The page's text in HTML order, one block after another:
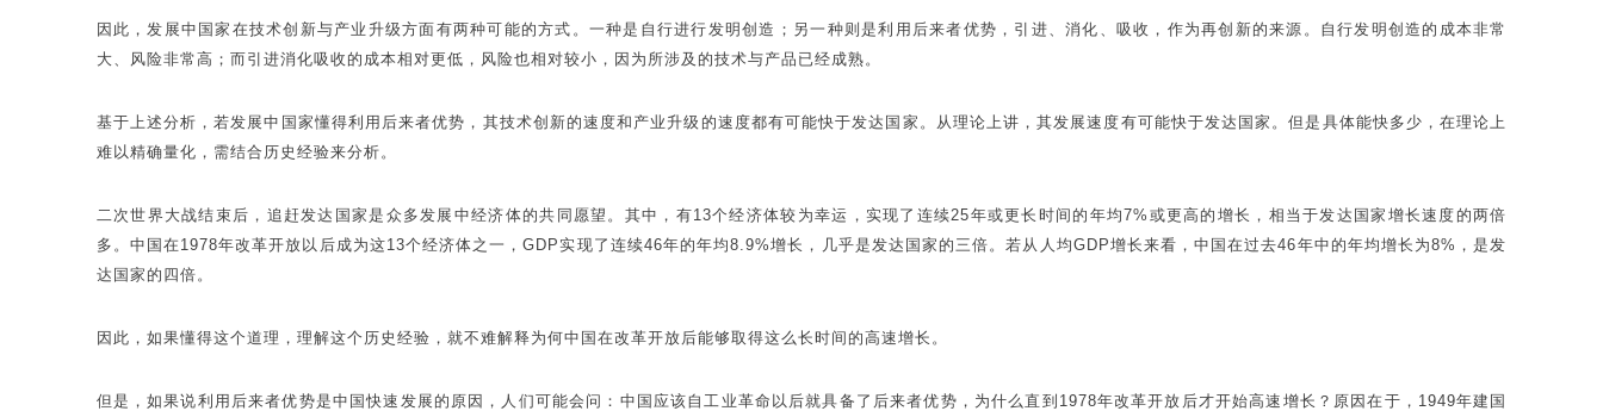
因此，发展中国家在技术创新与产业升级方面有两种可能的方式。一种是自行进行发明创造；另一种则是利用后来者优势，引进、消化、吸收，作为再创新的来源。自行发明创造的成本非常
大、风险非常高；而引进消化吸收的成本相对更低，风险也相对较小，因为所涉及的技术与产品已经成熟。
基于上述分析，若发展中国家懂得利用后来者优势，其技术创新的速度和产业升级的速度都有可能快于发达国家。从理论上讲，其发展速度有可能快于发达国家。但是具体能快多少，在理论上
难以精确量化，需结合历史经验来分析。
二次世界大战结束后，追赶发达国家是众多发展中经济体的共同愿望。其中，有13个经济体较为幸运，实现了连续25年或更长时间的年均7%或更高的增长，相当于发达国家增长速度的两倍
多。中国在1978年改革开放以后成为这13个经济体之一，GDP实现了连续46年的年均8.9%增长，几乎是发达国家的三倍。若从人均GDP增长来看，中国在过去46年中的年均增长为8%，是发
达国家的四倍。
因此，如果懂得这个道理，理解这个历史经验，就不难解释为何中国在改革开放后能够取得这么长时间的高速增长。
但是，如果说利用后来者优势是中国快速发展的原因，人们可能会问：中国应该自工业革命以后就具备了后来者优势，为什么直到1978年改革开放后才开始高速增长？原因在于，1949年建国